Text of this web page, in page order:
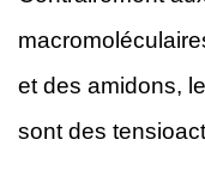
et des amidons,
sont des